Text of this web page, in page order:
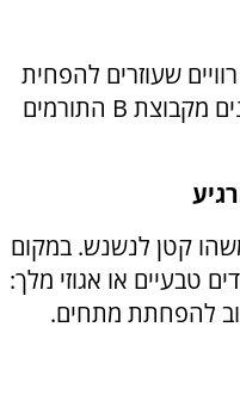
שעוזרים להפחית
חרדה. בנוסף, הוא מספק ויטמינים מקבוצת B התורמים
קטן לנשנש. במקום
טבעיים או אגוזי מלך:
להפחתת מתחים.